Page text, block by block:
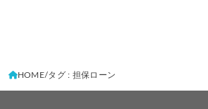
HOME タグ : 担保ローン